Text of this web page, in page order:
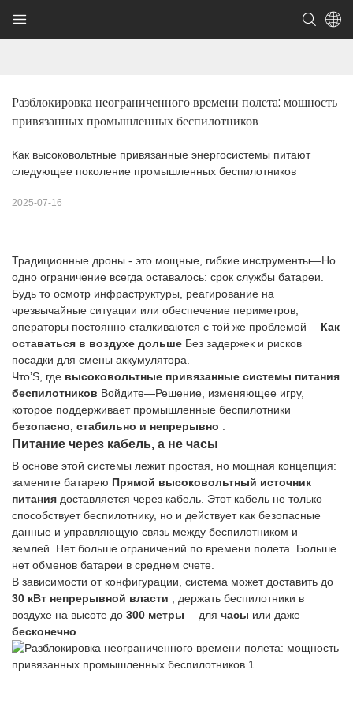
Разблокировка неограниченного времени полета: мощность
привязанных промышленных беспилотников
Как высоковольтные привязанные энергосистемы питают
следующее поколение промышленных беспилотников
2025-07-16
Традиционные дроны - это мощные, гибкие инструменты—Но
одно ограничение всегда оставалось: срок службы батареи.
Будь то осмотр инфраструктуры, реагирование на
чрезвычайные ситуации или обеспечение периметров,
операторы постоянно сталкиваются с той же проблемой— Как
оставаться в воздухе дольше Без задержек и рисков
посадки для смены аккумулятора.
Что’S, где высоковольтные привязанные системы питания
беспилотников Войдите—Решение, изменяющее игру,
которое поддерживает промышленные беспилотники
безопасно, стабильно и непрерывно .
Питание через кабель, а не часы
В основе этой системы лежит простая, но мощная концепция:
замените батарею Прямой высоковольтный источник
питания доставляется через кабель. Этот кабель не только
способствует беспилотнику, но и действует как безопасные
данные и управляющую связь между беспилотником и
землей. Нет больше ограничений по времени полета. Больше
нет обменов батареи в среднем счете.
В зависимости от конфигурации, система может доставить до
30 кВт непрерывной власти , держать беспилотники в
воздухе на высоте до 300 метры —для часы или даже
бесконечно .